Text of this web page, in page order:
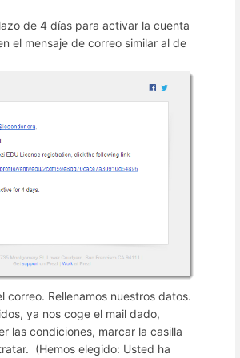
de 4 días para activar la cuenta
el mensaje de correo similar al de
correo. Rellenamos nuestros datos.
ya nos coge el mail dado,
las condiciones, marcar la casilla
(Hemos elegido: Usted ha